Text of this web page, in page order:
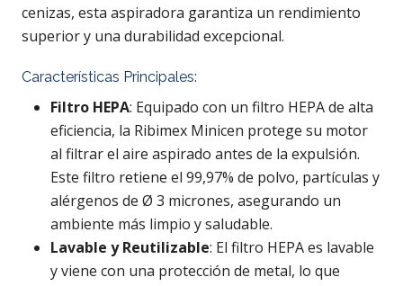
cenizas, esta aspiradora garantiza un rendimiento
superior y una durabilidad excepcional.
Características Principales:
Filtro HEPA: Equipado con un filtro HEPA de alta
eficiencia, la Ribimex Minicen protege su motor
al filtrar el aire aspirado antes de la expulsión.
Este filtro retiene el 99,97% de polvo, partículas y
alérgenos de Ø 3 micrones, asegurando un
ambiente más limpio y saludable.
Lavable y Reutilizable: El filtro HEPA es lavable
y viene con una protección de metal, lo que